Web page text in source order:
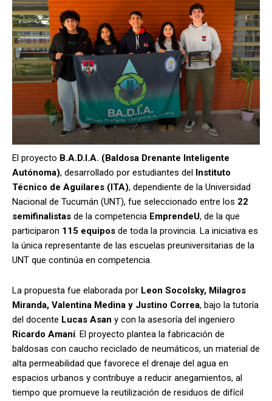
El proyecto B.A.D.I.A. (Baldosa Drenante Inteligente
Autónoma), desarrollado por estudiantes del Instituto
Técnico de Aguilares (ITA), dependiente de la Universidad
Nacional de Tucumán (UNT), fue seleccionado entre los 22
semifinalistas de la competencia EmprendeU, de la que
participaron 115 equipos de toda la provincia. La iniciativa es
la única representante de las escuelas preuniversitarias de la
UNT que continúa en competencia.
La propuesta fue elaborada por Leon Socolsky, Milagros
Miranda, Valentina Medina y Justino Correa, bajo la tutoría
del docente Lucas Asan y con la asesoría del ingeniero
Ricardo Amaní. El proyecto plantea la fabricación de
baldosas con caucho reciclado de neumáticos, un material de
alta permeabilidad que favorece el drenaje del agua en
espacios urbanos y contribuye a reducir anegamientos, al
tiempo que promueve la reutilización de residuos de difícil